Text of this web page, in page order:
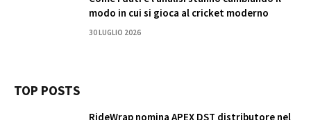
modo in cui si gioca al cricket moderno
30 LUGLIO 2026
TOP POSTS
RideWrap nomina APEX DST distributore nel